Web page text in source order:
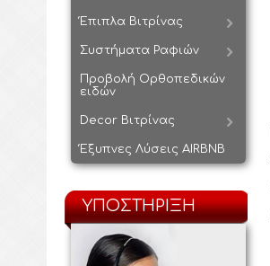
Έπιπλα Βιτρίνας
Συστήματα Ραφιών
Προβολή Ορθοπεδικών
ειδών
Decor Βιτρίνας
Έξυπνες Λύσεις AIRBNB
ΥΠΟΣΤΗΡΙΞΗ